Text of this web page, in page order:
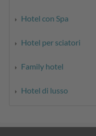
Hotel con Spa
Hotel per sciatori
Family hotel
Hotel di lusso